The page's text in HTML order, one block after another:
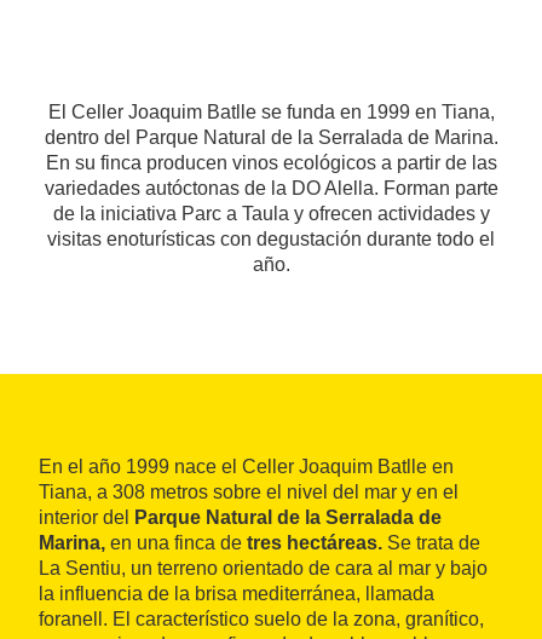
El Celler Joaquim Batlle se funda en 1999 en Tiana,
dentro del Parque Natural de la Serralada de Marina.
En su finca producen vinos ecológicos a partir de las
variedades autóctonas de la DO Alella. Forman parte
de la iniciativa Parc a Taula y ofrecen actividades y
visitas enoturísticas con degustación durante todo el
año.
En el año 1999 nace el Celler Joaquim Batlle en
Tiana, a 308 metros sobre el nivel del mar y en el
interior del
Parque Natural de la Serralada de
Marina, en una finca de tres hectáreas. Se trata de
La Sentiu, un terreno orientado de cara al mar y bajo
la influencia de la brisa mediterránea, llamada
foranell. El característico suelo de la zona, granítico,